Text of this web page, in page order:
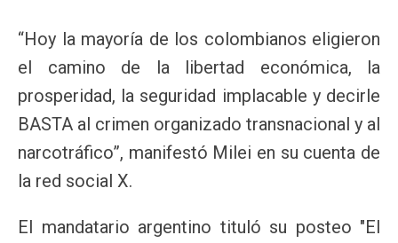
“Hoy la mayoría de los colombianos eligieron
el camino de la libertad económica, la
prosperidad, la seguridad implacable y decirle
BASTA al crimen organizado transnacional y al
narcotráfico”, manifestó Milei en su cuenta de
la red social X.
El mandatario argentino tituló su posteo "El